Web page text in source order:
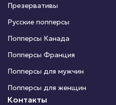
Презервативы
Русские попперсы
Попперсы Канада
Попперсы Франция
Попперсы для мужчин
Попперсы для женщин
Контакты